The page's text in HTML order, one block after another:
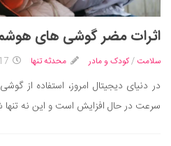
اثرات مضر گوشی های
سلامت /کودک و مادر محدثه تنها 17 تیر,
در دنیای دیجیتال امروز، استفاده از
سرعت در حال افزایش است و این نه تنها